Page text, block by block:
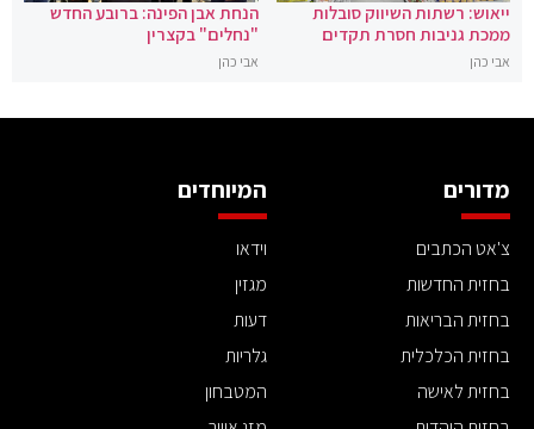
ייאוש: רשתות השיווק סובלות
ממכת גניבות חסרת תקדים
אבי כהן
הנחת אבן הפינה: ברובע החדש
"נחלים" בקצרין
אבי כהן
מדורים
צ'אט הכתבים
בחזית החדשות
בחזית הבריאות
בחזית הכלכלית
בחזית לאישה
המיוחדים
וידאו
מגזין
דעות
גלריות
המטבחון